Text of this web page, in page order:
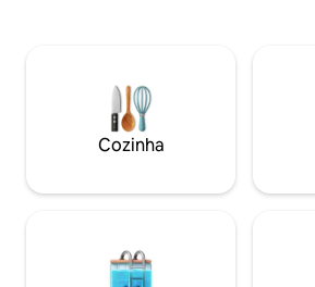
estacionamento gratuito. Ideal para
famílias, casais, viajantes de luxo e
pessoas que trabalham remotamente
em busca de um refúgio sereno.
de Entebbe, a 40 minutos de Kampala.
Cozinha